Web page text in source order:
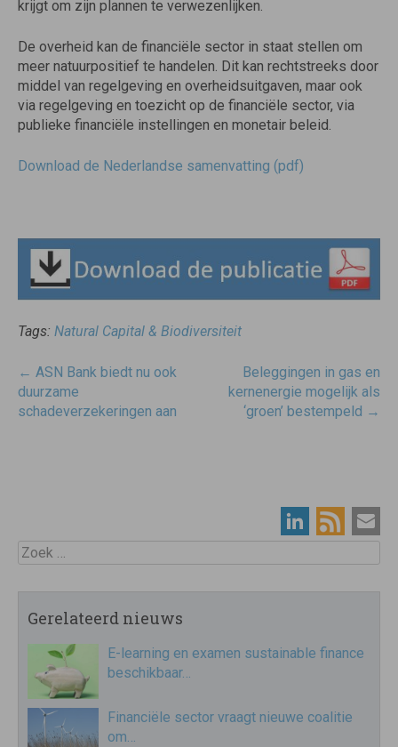
krijgt om zijn plannen te verwezenlijken.
De overheid kan de financiële sector in staat stellen om
meer natuurpositief te handelen. Dit kan rechtstreeks door
middel van regelgeving en overheidsuitgaven, maar ook
via regelgeving en toezicht op de financiële sector, via
publieke financiële instellingen en monetair beleid.
Download de Nederlandse samenvatting (pdf)
Tags: Natural Capital & Biodiversiteit
Post
navigatie
← ASN Bank biedt nu ook
duurzame
schadeverzekeringen aan
Beleggingen in gas en
kernenergie mogelijk als
‘groen’ bestempeld →
Zoek
Gerelateerd nieuws
E-learning en examen sustainable finance
beschikbaar…
Financiële sector vraagt nieuwe coalitie
om…